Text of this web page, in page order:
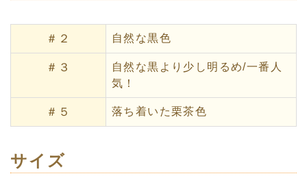
＃２ 自然な黒色
＃３
自然な黒より少し明るめ/一番人
気！
＃５ 落ち着いた栗茶色
サイズ